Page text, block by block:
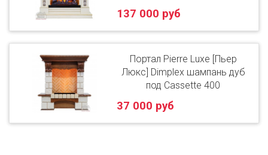
137 000 руб
Портал Pierre Luxe [Пьер
Люкс] Dimplex шампань дуб
под Cassette 400
37 000 руб